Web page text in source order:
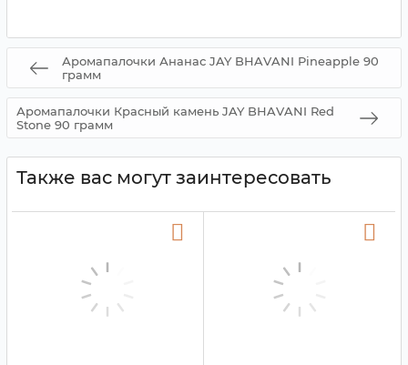
Аромапалочки Ананас JAY BHAVANI Pineapple 90
грамм
Аромапалочки Красный камень JAY BHAVANI Red
Stone 90 грамм
Также вас могут заинтересовать